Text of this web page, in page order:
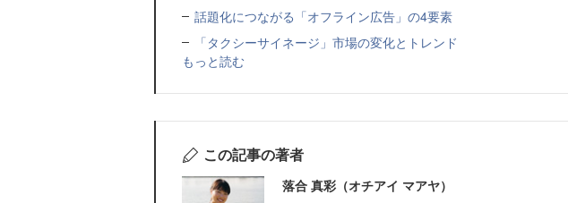
話題化につながる「オフライン広告」の4要素
「タクシーサイネージ」市場の変化とトレンド
もっと読む
この記事の著者
落合 真彩（オチアイ マアヤ）